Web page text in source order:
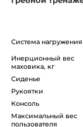
Система нагружения
Инерционный вес
маховика, кг
Сиденье
Рукоятки
Консоль
Максимальный вес
пользователя